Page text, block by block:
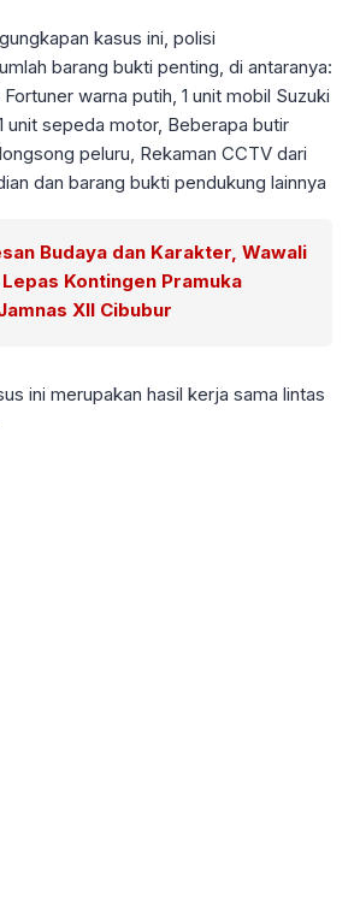
kasus ini, polisi
barang bukti penting, di antaranya:
warna putih, 1 unit mobil Suzuki
unit sepeda motor, Beberapa butir
peluru, Rekaman CCTV dari
dan barang bukti pendukung lainnya
Budaya dan Karakter, Wawali
Kontingen Pramuka
XII Cibubur
ini merupakan hasil kerja sama lintas